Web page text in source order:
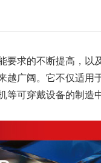
要求的不断提高，以
越广阔。它不仅适用
等可穿戴设备的制造中